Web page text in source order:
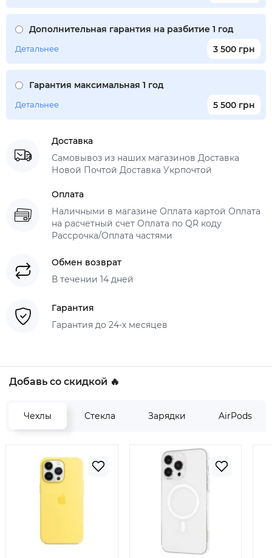
Дополнительная гарантия на разбитие 1 год
3 500 грн
Детальнее
Гарантия максимальная 1 год
5 500 грн
Детальнее
Доставка
Самовывоз из наших магазинов Доставка
Новой Почтой Доставка Укрпочтой
Оплата
Наличными в магазине Оплата картой Оплата
на расчетный счет Оплата по QR коду
Рассрочка/Оплата частями
Обмен возврат
В течении 14 дней
Гарантия
Гарантия до 24-х месяцев
Добавь со скидкой 🔥
Чехлы Стекла Зарядки AirPods